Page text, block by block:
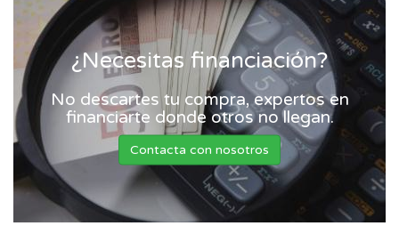
¿Necesitas financiación?
No descartes tu compra, expertos en
financiarte donde otros no llegan.
Contacta con nosotros